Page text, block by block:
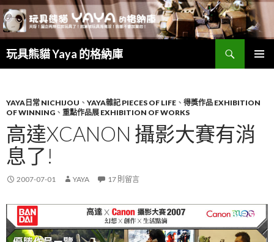
玩具熊貓 Yaya 的格納庫
尋
要
內
容
YAYA日常 NICHIJOU 、 YAYA雜記 PIECES OF LIFE 、 得獎作品 EXHIBITION
OF WINNING 、 重點作品展 EXHIBITION OF WORKS
高達XCANON 攝影大賽有消
息了!
2007-07-01 YAYA 17 則留言